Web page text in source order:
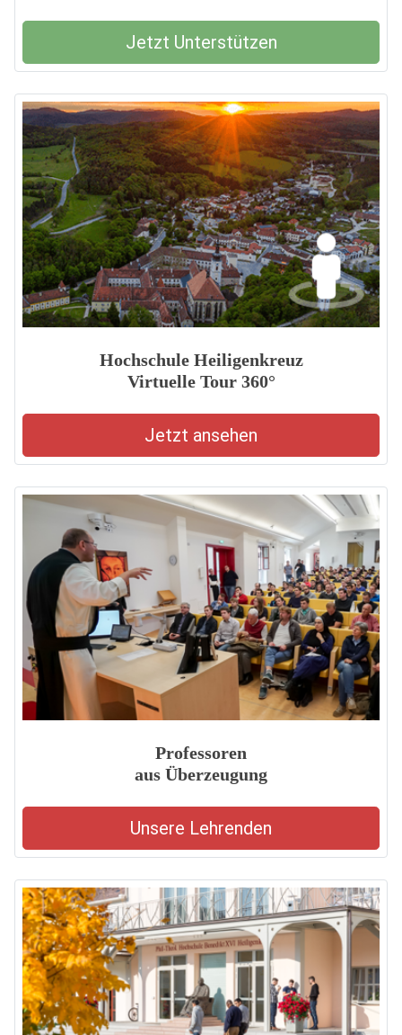
Jetzt Unterstützen
Hochschule Heiligenkreuz
Virtuelle Tour 360°
Jetzt ansehen
Professoren
aus Überzeugung
Unsere Lehrenden